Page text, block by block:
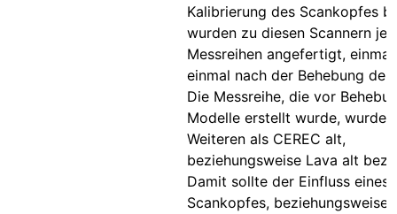
Kalibrierung des Scankopfes
wurden zu diesen Scannern
Messreihen angefertigt,
einmal nach der Behebung der
Die Messreihe, die vor
Modelle erstellt wurde, wurde
Weiteren als CEREC alt,
beziehungsweise Lava alt
Damit sollte der Einfluss eines
Scankopfes, beziehungsweise